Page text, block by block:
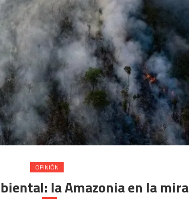
OPINIÓN
la Amazonia en la mira